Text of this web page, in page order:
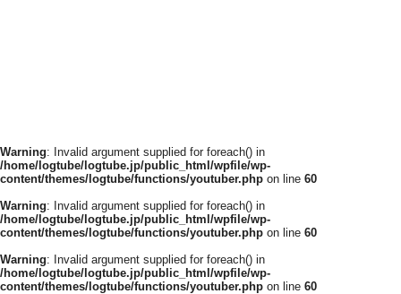
Warning: Invalid argument supplied for foreach() in
/home/logtube/logtube.jp/public_html/wpfile/wp-
content/themes/logtube/functions/youtuber.php on line 60
Warning: Invalid argument supplied for foreach() in
/home/logtube/logtube.jp/public_html/wpfile/wp-
content/themes/logtube/functions/youtuber.php on line 60
Warning: Invalid argument supplied for foreach() in
/home/logtube/logtube.jp/public_html/wpfile/wp-
content/themes/logtube/functions/youtuber.php on line 60